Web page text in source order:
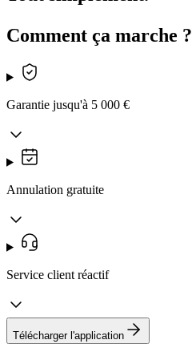
Comment ça marche ?
Garantie jusqu'à 5 000 €
Annulation gratuite
Service client réactif
Télécharger l'application